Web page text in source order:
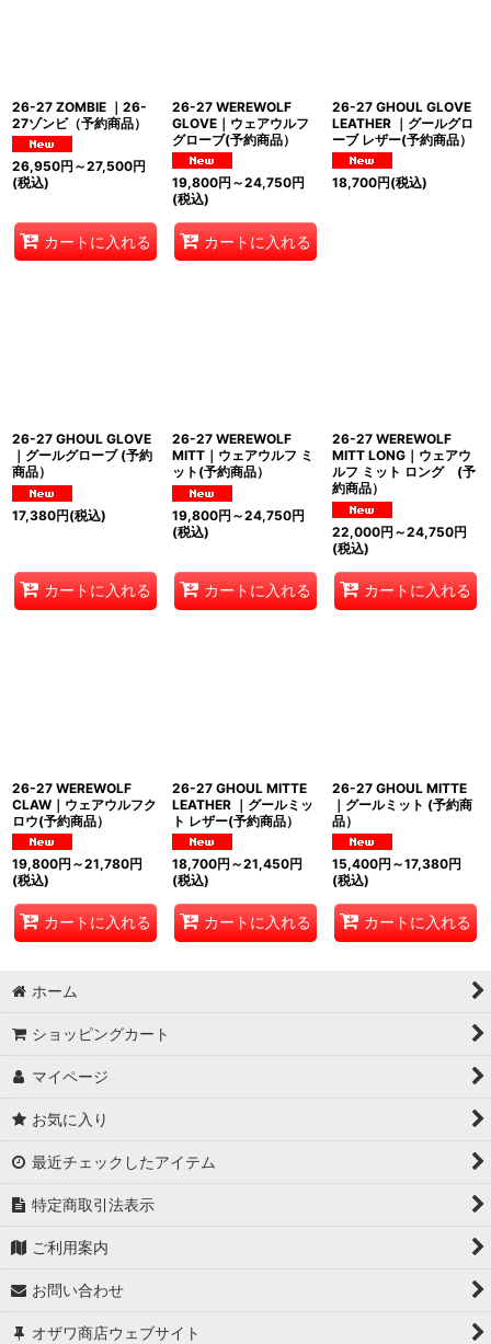
26-27 ZOMBIE ｜26-
27ゾンビ（予約商品）
26,950円 ～27,500円
(税込)
カートに入れる
26-27 WEREWOLF
GLOVE｜ウェアウルフ
グローブ(予約商品）
19,800円 ～24,750円
(税込)
カートに入れる
26-27 GHOUL GLOVE
LEATHER ｜グールグロ
ーブ レザー(予約商品）
18,700円(税込)
26-27 GHOUL GLOVE
｜グールグローブ (予約
商品）
17,380円(税込)
カートに入れる
26-27 WEREWOLF
MITT｜ウェアウルフ ミ
ット(予約商品）
19,800円 ～24,750円
(税込)
カートに入れる
26-27 WEREWOLF
MITT LONG｜ウェアウ
ルフ ミット ロング (予
約商品）
22,000円 ～24,750円
(税込)
カートに入れる
26-27 WEREWOLF
CLAW｜ウェアウルフク
ロウ(予約商品）
19,800円 ～21,780円
(税込)
カートに入れる
26-27 GHOUL MITTE
LEATHER ｜グールミッ
ト レザー(予約商品）
18,700円 ～21,450円
(税込)
カートに入れる
26-27 GHOUL MITTE
｜グールミット (予約商
品）
15,400円 ～17,380円
(税込)
カートに入れる
ホーム
ショッピングカート
マイページ
お気に入り
最近チェックしたアイテム
特定商取引法表示
ご利用案内
お問い合わせ
オザワ商店ウェブサイト